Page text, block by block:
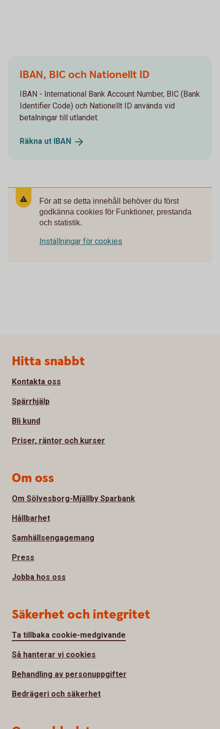
IBAN, BIC och Nationellt ID
IBAN - International Bank Account Number, BIC (Bank
Identifier Code) och Nationellt ID används vid
betalningar till utlandet.
Räkna ut IBAN
För att se detta innehåll behöver du först
godkänna cookies för Funktioner, prestanda
och statistik.
Inställningar för cookies
Sidfot
Hitta snabbt
Kontakta oss
Spärrhjälp
Bli kund
Priser, räntor och kurser
Om oss
Om Sölvesborg-Mjällby Sparbank
Hållbarhet
Samhällsengagemang
Press
Jobba hos oss
Säkerhet och integritet
Ta tillbaka cookie-medgivande
Så hanterar vi cookies
Behandling av personuppgifter
Bedrägeri och säkerhet